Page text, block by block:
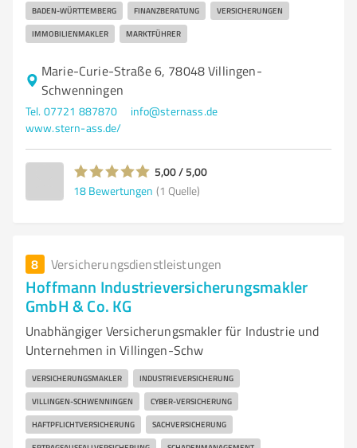
BADEN-WÜRTTEMBERG FINANZBERATUNG VERSICHERUNGEN
IMMOBILIENMAKLER MARKTFÜHRER
Marie-Curie-Straße 6, 78048 Villingen-
Schwenningen
Tel. 07721 887870
info@sternass.de
www.stern-ass.de/
5,00 / 5,00
18 Bewertungen (1 Quelle)
8 Versicherungsdienstleistungen
Hoffmann Industrieversicherungsmakler
GmbH & Co. KG
Unabhängiger Versicherungsmakler für Industrie und
Unternehmen in Villingen-Schw
VERSICHERUNGSMAKLER INDUSTRIEVERSICHERUNG
VILLINGEN-SCHWENNINGEN CYBER-VERSICHERUNG
HAFTPFLICHTVERSICHERUNG SACHVERSICHERUNG